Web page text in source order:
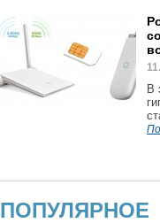
В
ПОПУЛЯРНОЕ